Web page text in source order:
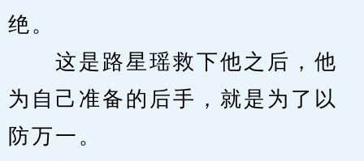
绝。
这是路星瑶救下他之后，他
为自己准备的后手，就是为了以
防万一。